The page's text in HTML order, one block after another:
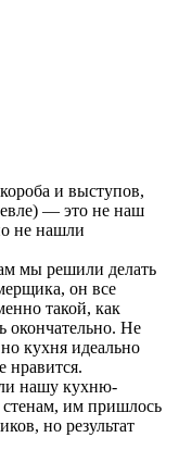
и выступов,
— это не наш
не нашли
мы решили делать
он все
такой, как
окончательно. Не
кухня идеально
нравится.
нашу кухню-
им пришлось
но результат